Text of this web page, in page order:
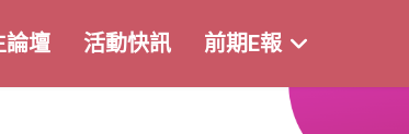
論壇 活動快訊 前期E報